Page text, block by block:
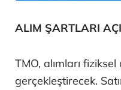
ALIM ŞARTLARI
TMO, alımları
gerçekleştirecek.